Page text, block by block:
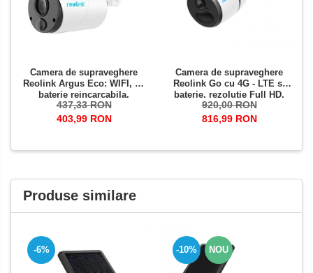
Camera de supraveghere
Reolink Argus Eco: WIFI, cu
baterie reincarcabila,
rezolutie Full HD, senzor de
miscare, avertizare miscare
437,33 RON
403,99 RON
Camera de supraveghere
Reolink Go cu 4G - LTE si
baterie, rezolutie Full HD,
senzor de miscare,
avertizare miscare pe email
920,00 RON
816,99 RON
Produse similare
-6% -10% NOU